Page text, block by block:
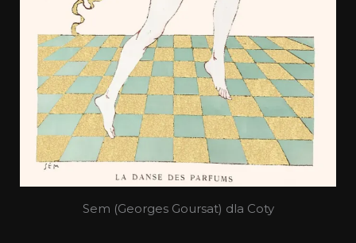
Sem (Georges Goursat) dla Coty